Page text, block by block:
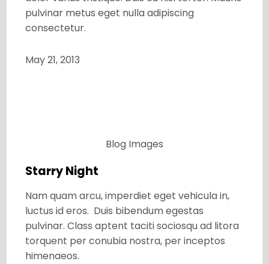
pulvinar metus eget nulla adipiscing
consectetur.
May 21, 2013
Blog Images
Starry Night
Nam quam arcu, imperdiet eget vehicula in,
luctus id eros. Duis bibendum egestas
pulvinar. Class aptent taciti sociosqu ad litora
torquent per conubia nostra, per inceptos
himenaeos.